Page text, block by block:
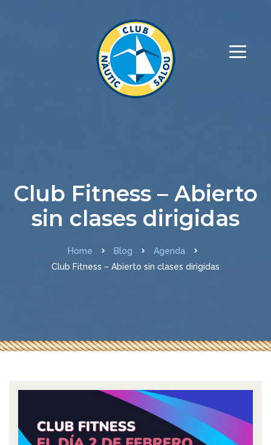
Club Fitness – Abierto
sin clases dirigidas
Home Blog
Agenda
Club Fitness – Abierto sin clases dirigidas